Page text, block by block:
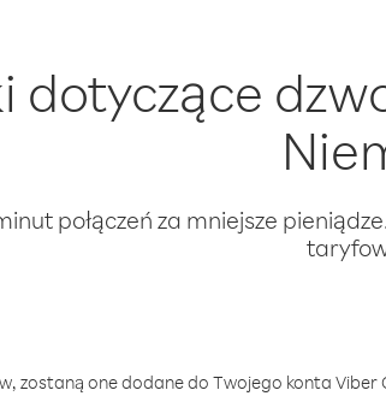
dotyczące
połączeń za mniejsze
zostaną one dodane do Twojego konta